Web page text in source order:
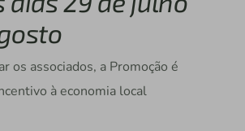
os associados, a Promoção é
à economia local